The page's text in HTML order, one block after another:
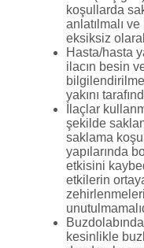
koşullarda
anlatılmalı
eksiksiz
Hasta/hasta
ilacın besin
yakını
İlaçlar
şekilde
saklama
yapılarında
etkisini
etkilerin
kesinlikle